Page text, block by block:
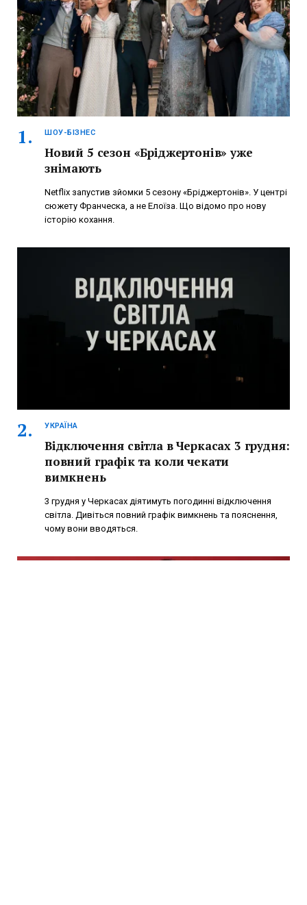
ШОУ-БІЗНЕС
Новий 5 сезон «Бріджертонів» уже
знімають
Netflix запустив зйомки 5 сезону «Бріджертонів». У центрі
сюжету Франческа, а не Елоїза. Що відомо про нову
історію кохання.
УКРАЇНА
Відключення світла в Черкасах 3 грудня:
повний графік та коли чекати
вимкнень
3 грудня у Черкасах діятимуть погодинні відключення
світла. Дивіться повний графік вимкнень та пояснення,
чому вони вводяться.